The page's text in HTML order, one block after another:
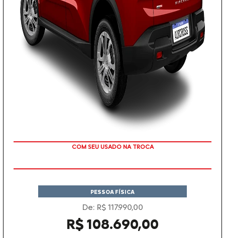
TAXA ZERO EM 12X
De: R$ 117.990,00
R$ 108.690,00
Garanta o seu